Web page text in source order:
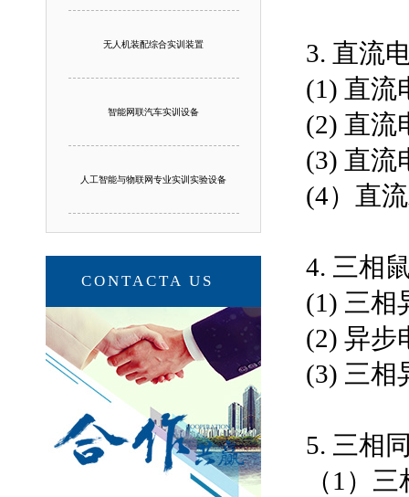
无人机装配综合实训装置
智能网联汽车实训设备
人工智能与物联网专业实训实验设备
CONTACTA US
3. 直流
(1) 直流
(2) 直流
(3) 直流
(4）直
4. 三相
(1) 三相
(2) 异步
(3) 三相
5. 三相
（1）